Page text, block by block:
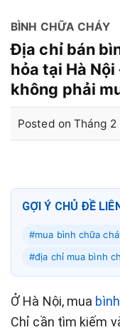
BÌNH CHỮA CHÁY
Địa chỉ bán
hỏa tại Hà
không phải
Posted on Tháng 2
GỢI Ý CHỦ ĐỀ
#mua bình chữa
#địa chỉ mua bình
#địa chỉ mua bình
Ở Hà Nội, mua
Chỉ cần tìm kiếm